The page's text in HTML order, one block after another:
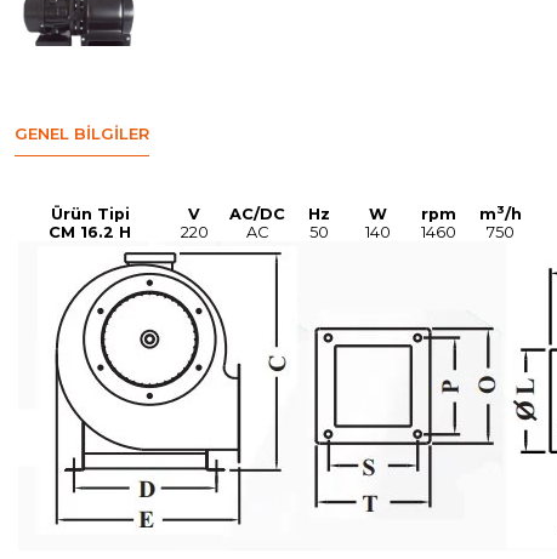
GENEL BILGILER
Ürün Tipi V AC/DC Hz W rpm m3/h
CM 16.2 H
220 AC 50 140 1460 750